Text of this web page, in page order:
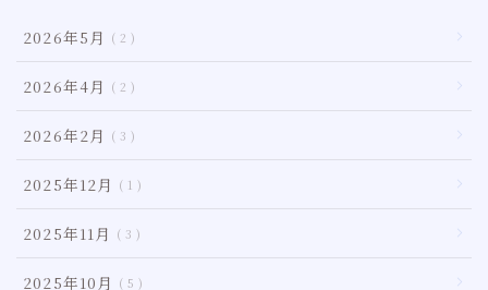
2026年5月 2
2026年4月 2
2026年2月 3
2025年12月 1
2025年11月 3
2025年10月 5